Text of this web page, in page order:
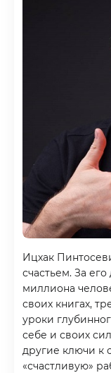
Ицхак
счастьем. За
миллиона
своих книгах,
уроки
себе и своих
другие ключи к
«счастливую»